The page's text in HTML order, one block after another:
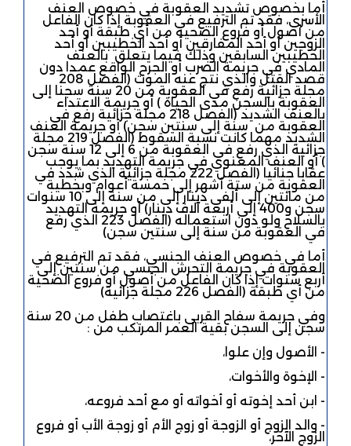
أما بخصوص تشديد العقوبة في خصوص العنف
الأسري، فقد تم الترفيع في العقوبة إذا كان الفاعل
من أصول أو فروع الضحية من أي طبقة أو أحد
الزوجين أو أحد المفارقين أو أحد الخطيبين أو أحد
الخطيبين السابقين وذلك فيما يتعلق بالعنف
المادي في جريمة الضرب أو الجرح الواقع عمدا دون
قصد القتل والذي نتج عنه الموت (الفصل 208
مجلة جزائية رفع في العقوبة من 20 سنة سجنا إلى
العقوبة بالسجن مدى الحياة ) أو جريمة الاعتداء
بالعنف الشديد (الفصل 218 مجلة جزائية رفع في
العقوبة من سنة إلى سنتين سجن) أو جريمة العنف
الشديد مهما كانت نسبة السقوط (الفصل 219 مجلة
جزائية الذي رفع في العقوبة من 6 إلى 12 سنة سجن
) أو العنف المعنوي في جريمة التهديد بما يوجب
عقابا جنائيا (الفصل 222 مجلة جزائية الذي شدد في
العقوبة من ستة أشهر إلى خمسة أعوام وبخطية
من مائتين إلى ألفي دينار إلى من سنة إلى 10 سنوات
سجن و400 إلى أربعة آلاف دينار) أو جريمة التهديد
بالسلاح ولو دون استعماله (الفصل 223 الذي رفع
في العقوبة من سنة إلى سنتين سجن)
أما في خصوص العنف الجنسي، فقد تم الترفيع في
العقوبة في جريمة التحرش الجنسي من سنتين إلى
أربع سنوات إذا كان الفاعل من أصول أو فروع الضحية
من أي طبقة (الفصل 226 مجلة جزائية)
وفي جريمة سفاح القربى باغتصاب طفل من 20 سنة
سجن إلى السجن بقية العمر المرتكب من :
- الأصول وإن علوا،
- الإخوة والأخوات،
- ابن أحد إخوته أو أخواته أو مع أحد فروعه،
- والد الزوج أو الزوجة أو زوج الأم أو زوجة الأب أو فروع
الزوج الآخر،